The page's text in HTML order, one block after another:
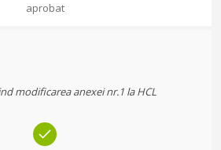
aprobat
modificarea anexei nr.1 la HCL